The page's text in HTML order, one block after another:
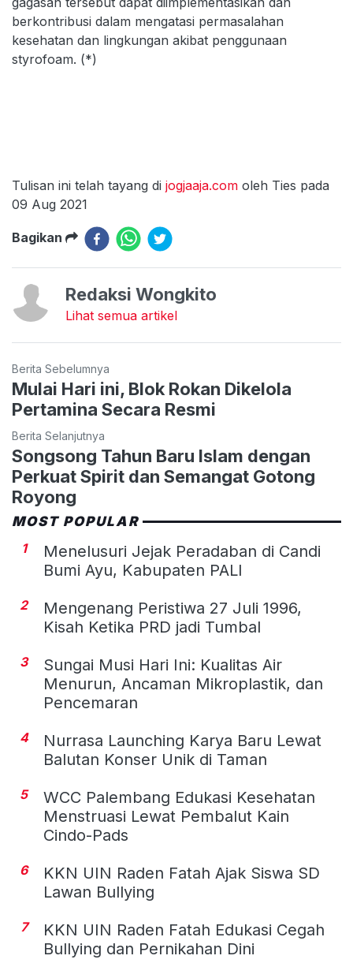
berkontribusi dalam mengatasi permasalahan
kesehatan dan lingkungan akibat penggunaan
styrofoam. (*)
Tulisan ini telah tayang di jogjaaja.com oleh Ties pada
09 Aug 2021
Bagikan
Redaksi Wongkito
Lihat semua artikel
Berita Sebelumnya
Mulai Hari ini, Blok Rokan Dikelola
Pertamina Secara Resmi
Berita Selanjutnya
Songsong Tahun Baru Islam dengan
Perkuat Spirit dan Semangat Gotong
Royong
MOST POPULAR
1
Menelusuri Jejak Peradaban di Candi
Bumi Ayu, Kabupaten PALI
2
Mengenang Peristiwa 27 Juli 1996,
Kisah Ketika PRD jadi Tumbal
3
Sungai Musi Hari Ini: Kualitas Air
Menurun, Ancaman Mikroplastik, dan
Pencemaran
4
Nurrasa Launching Karya Baru Lewat
Balutan Konser Unik di Taman
5
WCC Palembang Edukasi Kesehatan
Menstruasi Lewat Pembalut Kain
Cindo-Pads
6
KKN UIN Raden Fatah Ajak Siswa SD
Lawan Bullying
7
KKN UIN Raden Fatah Edukasi Cegah
Bullying dan Pernikahan Dini